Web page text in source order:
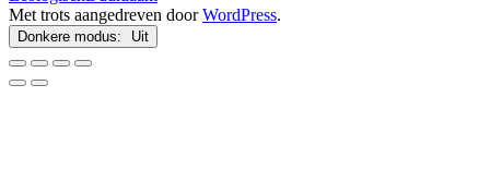
Met trots aangedreven doorWordPress.
Donkere modus: